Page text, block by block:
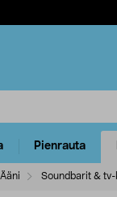
Pienrauta
Soundbarit &